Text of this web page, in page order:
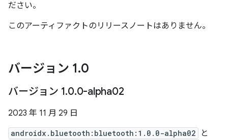
ださい。
このアーティファクトのリリースノートはありません。
バージョン 1.0
バージョン 1.0.0-alpha02
2023 年 11 月 29 日
androidx.bluetooth:bluetooth:1.0.0-alpha02 と